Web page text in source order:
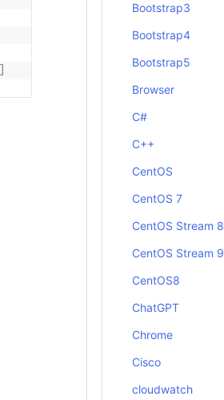
Bootstrap3
Bootstrap4
Bootstrap5
Browser
C#
C++
CentOS
CentOS 7
CentOS Stream 8
CentOS Stream 9
CentOS8
ChatGPT
Chrome
Cisco
cloudwatch